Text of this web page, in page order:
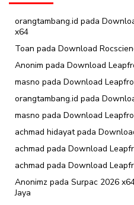
orangtambang.id pada
x64
Toan pada Download
Anonim pada Download
masno pada Download
orangtambang.id pada
masno pada Download
achmad hidayatpada
achmad pada Download
achmad pada Download
Anonimz pada Surpac 2026
Jaya